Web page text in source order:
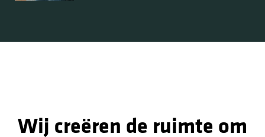
Wij creëren de ruimte om